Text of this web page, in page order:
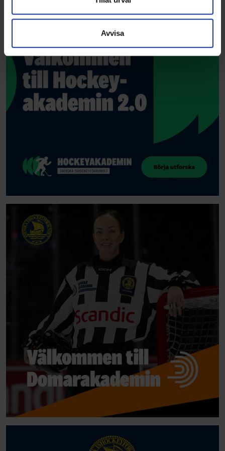
information som du har tillhandahållit eller som de har
samlat in när du har använt deras tjänster.
Avvisa